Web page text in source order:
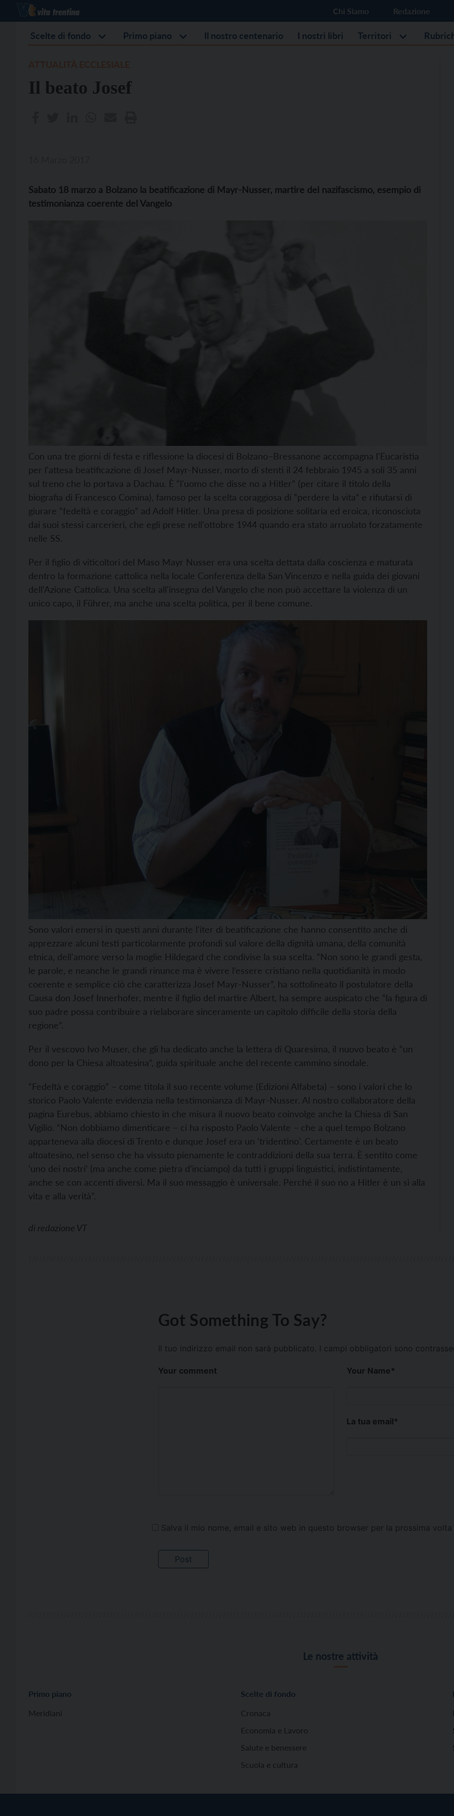
Chi Siamo Redazione
Scelte di fondo Primo piano Il nostro centenario I nostri libri Territori
Il beato Josef
Sabato 18 marzo a Bolzano la beatificazione di Mayr-Nusser, martire del nazifascismo, esempio di
testimonianza coerente del Vangelo
Con una tre giorni di festa e riflessione la diocesi di Bolzano–Bressanone accompagna l'Eucaristia
per l'attesa beatificazione di Josef Mayr-Nusser, morto di stenti il 24 febbraio 1945 a soli 35 anni
sul treno che lo portava a Dachau. È “l'uomo che disse no a Hitler” (per citare il titolo della
biografia di Francesco Comina), famoso per la scelta coraggiosa di “perdere la vita” e rifiutarsi di
giurare “fedeltà e coraggio” ad Adolf Hitler. Una presa di posizione solitaria ed eroica, riconosciuta
dai suoi stessi carcerieri, che egli prese nell'ottobre 1944 quando era stato arruolato forzatamente
nelle SS.
Per il figlio di viticoltori del Maso Mayr Nusser era una scelta dettata dalla coscienza e maturata
dentro la formazione cattolica nella locale Conferenza della San Vincenzo e nella guida dei giovani
dell’Azione Cattolica. Una scelta all'insegna del Vangelo che non può accettare la violenza di un
unico capo, il Führer, ma anche una scelta politica, per il bene comune.
Sono valori emersi in questi anni durante l'iter di beatificazione che hanno consentito anche di
apprezzare alcuni testi particolarmente profondi sul valore della dignità umana, della comunità
etnica, dell'amore verso la moglie Hildegard che condivise la sua scelta. “Non sono le grandi gesta,
le parole, e neanche le grandi rinunce ma è vivere l’essere cristiano nella quotidianità in modo
coerente e semplice ciò che caratterizza Josef Mayr-Nusser”, ha sottolineato il postulatore della
Causa don Josef Innerhofer, mentre il figlio del martire Albert, ha sempre auspicato che “la figura di
suo padre possa contribuire a rielaborare sinceramente un capitolo difficile della storia della
regione”.
Per il vescovo Ivo Muser, che gli ha dedicato anche la lettera di Quaresima, il nuovo beato è “un
dono per la Chiesa altoatesina”, guida spirituale anche del recente cammino sinodale.
“Fedeltà e coraggio” – come titola il suo recente volume (Edizioni Alfabeta) – sono i valori che lo
storico Paolo Valente evidenzia nella testimonianza di Mayr-Nusser. Al nostro collaboratore della
pagina Eurebus, abbiamo chiesto in che misura il nuovo beato coinvolge anche la Chiesa di San
Vigilio. “Non dobbiamo dimenticare – ci ha risposto Paolo Valente – che a quel tempo Bolzano
apparteneva alla diocesi di Trento e dunque Josef era un ‘tridentino’. Certamente è un beato
altoatesino, nel senso che ha vissuto pienamente le contraddizioni della sua terra. È sentito come
‘uno dei nostri’ (ma anche come pietra d’inciampo) da tutti i gruppi linguistici, indistintamente,
anche se con accenti diversi. Ma il suo messaggio è universale. Perché il suo no a Hitler è un sì alla
vita e alla verità”.
di redazione VT
Got Something To Say?
Il tuo indirizzo email non sarà pubblicato. I campi obbligatori sono
Your comment Your Name*
La tua email*
Salva il mio nome, email e sito web in questo browser per la prossima volta
Le nostre attività
Primo piano
Meridiani
Scelte di fondo
Cronaca
Economia e Lavoro
Salute e benessere
Scuola e cultura